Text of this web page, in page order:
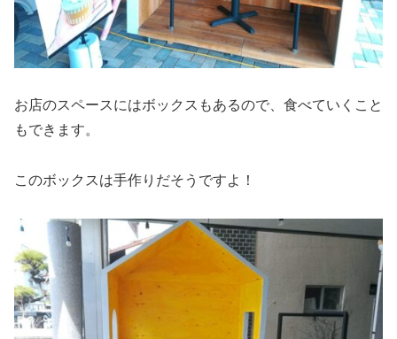
お店のスペースにはボックスもあるので、食べていくこと
もできます。
このボックスは手作りだそうですよ！